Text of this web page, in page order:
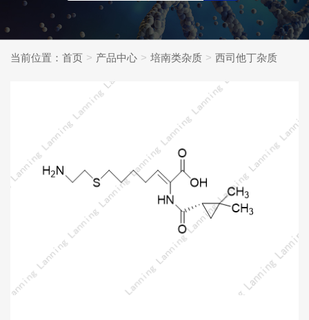
当前位置： 首页 产品中心 培南类杂质 西司他丁杂质